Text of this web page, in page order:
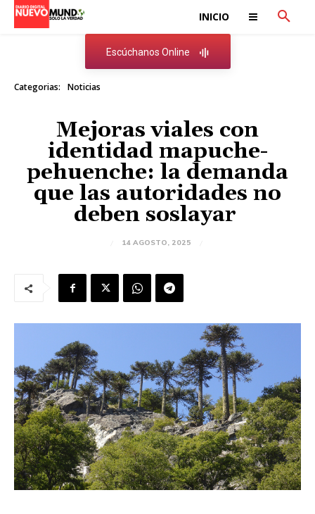
INICIO
Escúchanos Online
Categorias: Noticias
Mejoras viales con
identidad mapuche-
pehuenche: la demanda
que las autoridades no
deben soslayar
14 AGOSTO, 2025